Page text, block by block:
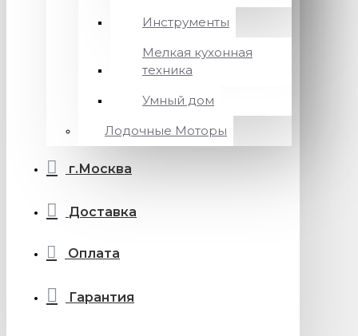
Инструменты
Мелкая кухонная
техника
Умный дом
Лодочные Моторы
г.Москва
Доставка
Оплата
Гарантия